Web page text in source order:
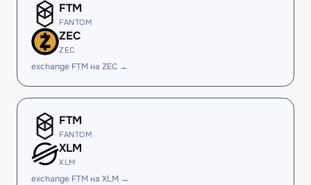
FTM
FANTOM
ZEC
ZEC
exchange FTM на ZEC →
FTM
FANTOM
XLM
XLM
exchange FTM на XLM →